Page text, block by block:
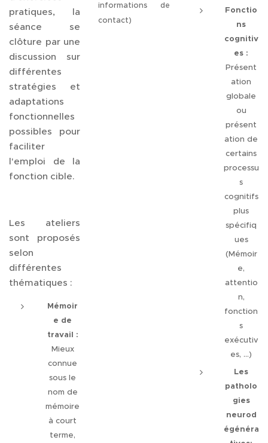
pratiques, la
séance se
clôture par une
discussion sur
différentes
stratégies et
adaptations
fonctionnelles
possibles pour
faciliter
l'emploi de la
fonction cible.
Les ateliers
sont proposés
selon
différentes
thématiques :
Mémoir
e de
travail :
Mieux
connue
sous le
nom de
mémoire
à court
terme,
informations de
contact)
Fonctio
ns
cognitiv
es :
Présent
ation
globale
ou
présent
ation de
certains
processu
s
cognitifs
plus
spécifiq
ues
(Mémoir
e,
attentio
n,
fonction
s
exécutiv
es, ...)
Les
patholo
gies
neurod
égénéra